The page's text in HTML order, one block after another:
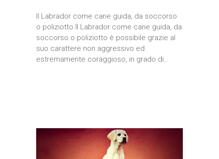
Il Labrador come cane guida, da soccorso
o poliziotto Il Labrador come cane guida, da
soccorso o poliziotto è possibile grazie al
suo carattere non aggressivo ed
estremamente coraggioso, in grado di…